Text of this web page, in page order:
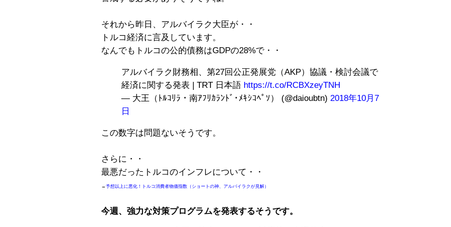
それから昨日、アルバイラク大臣が・・
トルコ経済に言及しています。
なんでもトルコの公的債務はGDPの28%で・・
アルバイラク財務相、第27回公正発展党（AKP）協議・検討会議で
経済に関する発表 | TRT 日本語 https://t.co/RCBXzeyTNH
— 大王（ﾄﾙｺﾘﾗ・南ｱﾌﾘｶﾗﾝﾄﾞ･ﾒｷｼｺﾍﾟｿ） (@daioubtn) 2018年10月7
日
この数字は問題ないそうです。
さらに・・
最悪だったトルコのインフレについて・・
→ 予想以上に悪化！トルコ消費者物価指数（ショートの神、アルバイラクが見解）
今週、強力な対策プログラムを発表するそうです。